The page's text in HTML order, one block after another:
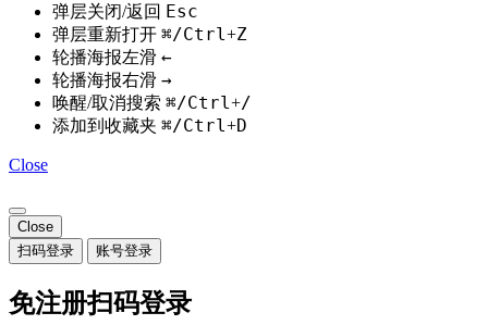
弹层关闭/返回 Esc
弹层重新打开 ⌘/Ctrl+Z
轮播海报左滑 ←
轮播海报右滑 →
唤醒/取消搜索 ⌘/Ctrl+/
添加到收藏夹 ⌘/Ctrl+D
Close
Close
扫码登录
账号登录
免注册扫码登录